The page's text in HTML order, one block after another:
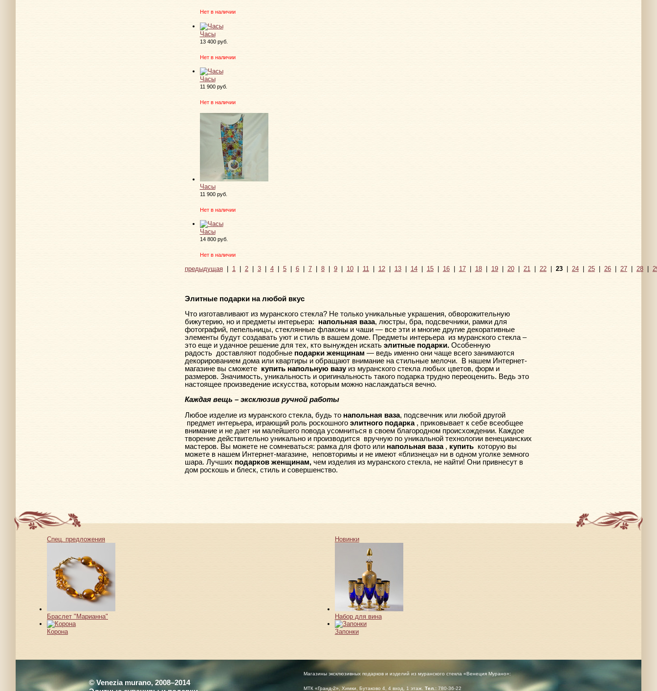
Нет в наличии
Часы
13 400 руб.
Нет в наличии
Часы
11 900 руб.
Нет в наличии
Часы
11 900 руб.
Нет в наличии
Часы
14 800 руб.
Нет в наличии
предыдущая| 1| 2| 3| 4| 5| 6| 7| 8| 9| 10| 11| 12| 13| 14| 15| 16| 17| 18| 19| 20| 21| 22| 23| 24| 25| 26| 27| 28|
Элитные подарки на любой вкус
Что изготавливают из муранского стекла? Не только уникальные украшения, обворожительную
бижутерию, но и предметы интерьера:
напольная ваза, люстры, бра, подсвечники, рамки для
фотографий, пепельницы, стеклянные флаконы и чаши — все эти и многие другие декоративные
элементы будут создавать уют и стиль в вашем доме. Предметы интерьера из муранского стекла –
это еще и удачное решение для тех, кто вынужден искать элитные подарки.Особенную
радость доставляют подобные подарки женщинам — ведь именно они чаще всего занимаются
декорированием дома или квартиры и обращают внимание на стильные мелочи.
В нашем Интернет-
магазине вы сможете купить напольную вазуиз муранского стекла любых цветов, форм и
размеров. Значимость, уникальность и оригинальность такого подарка трудно переоценить. Ведь это
настоящее произведение искусства, которым можно наслаждаться вечно.
Каждая вещь – эксклюзив ручной работы
Любое изделие из муранского стекла, будь то напольная ваза, подсвечник или любой другой
предмет интерьера, играющий роль роскошного элитного подарка, приковывает к себе всеобщее
внимание и не дает ни малейшего повода усомниться в своем благородном происхождении. Каждое
творение действительно уникально и производится вручную по уникальной технологии венецианских
мастеров. Вы можете не сомневаться: рамка для фото или напольная ваза, купить которую вы
можете в нашем Интернет-магазине,
неповторимы и не имеют «близнеца» ни в одном уголке земного
шара. Лучших подарков женщинам,чем изделия из муранского стекла, не найти! Они привнесут в
дом роскошь и блеск, стиль и совершенство.
Спец. предложения
Браслет "Марианна"
Корона
Новинки
Набор для вина
Запонки
© Venezia murano, 2008–2014
Магазины эксклюзивных подарков и изделий из муранского стекла «Венеция Мурано»:
МТК «Гранд-2», Химки, Бутаково 4, 4 вход, 1 этаж. Тел.:780-36-22